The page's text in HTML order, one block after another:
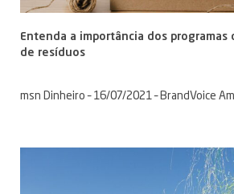
Entenda a importância dos programas
de resíduos
msn Dinheiro – 16/07/2021 – BrandVoice